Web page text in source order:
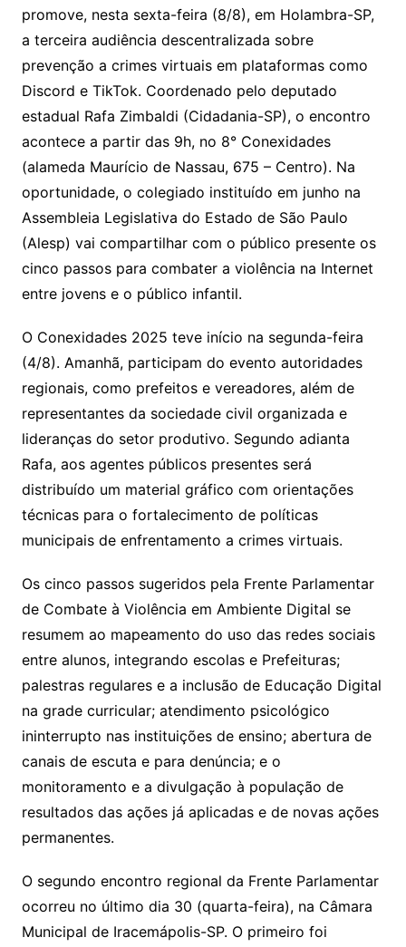
promove, nesta sexta-feira (8/8), em Holambra-SP,
a terceira audiência descentralizada sobre
prevenção a crimes virtuais em plataformas como
Discord e TikTok. Coordenado pelo deputado
estadual Rafa Zimbaldi (Cidadania-SP), o encontro
acontece a partir das 9h, no 8° Conexidades
(alameda Maurício de Nassau, 675 – Centro). Na
oportunidade, o colegiado instituído em junho na
Assembleia Legislativa do Estado de São Paulo
(Alesp) vai compartilhar com o público presente os
cinco passos para combater a violência na Internet
entre jovens e o público infantil.
O Conexidades 2025 teve início na segunda-feira
(4/8). Amanhã, participam do evento autoridades
regionais, como prefeitos e vereadores, além de
representantes da sociedade civil organizada e
lideranças do setor produtivo. Segundo adianta
Rafa, aos agentes públicos presentes será
distribuído um material gráfico com orientações
técnicas para o fortalecimento de políticas
municipais de enfrentamento a crimes virtuais.
Os cinco passos sugeridos pela Frente Parlamentar
de Combate à Violência em Ambiente Digital se
resumem ao mapeamento do uso das redes sociais
entre alunos, integrando escolas e Prefeituras;
palestras regulares e a inclusão de Educação Digital
na grade curricular; atendimento psicológico
ininterrupto nas instituições de ensino; abertura de
canais de escuta e para denúncia; e o
monitoramento e a divulgação à população de
resultados das ações já aplicadas e de novas ações
permanentes.
O segundo encontro regional da Frente Parlamentar
ocorreu no último dia 30 (quarta-feira), na Câmara
Municipal de Iracemápolis-SP. O primeiro foi